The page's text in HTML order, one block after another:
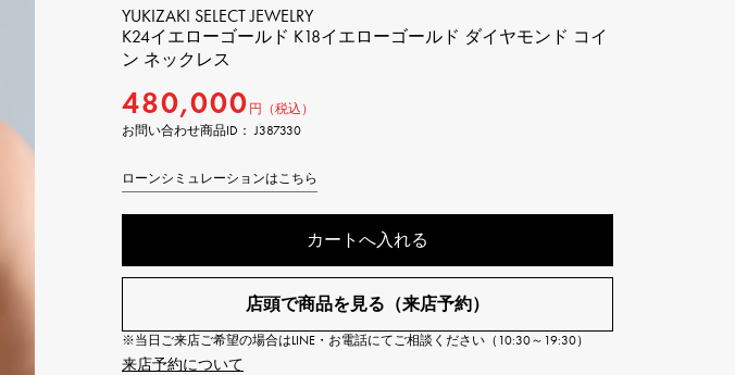
VACHERON CONSTANTIN
シャネル
TAG HEUER
VINTAGE WATCH
ヴィンテージウォッチ
ALPHA putite
アルファプティ
アングラー
ノンブル認定中古
USED ALPHA
アルファ認定中古
YUKIZAKI SELECT JEWELRY
K24イエローゴールド K18イエローゴールド ダイヤモンド コイ
ン ネックレス
480,000 円（税込）
お問い合わせ商品ID： J387330
ローンシミュレーションはこちら
カートへ入れる
店頭で商品を見る（来店予約）
※当日ご来店ご希望の場合はLINE・お電話にてご相談ください（10:30～19:30）
来店予約について